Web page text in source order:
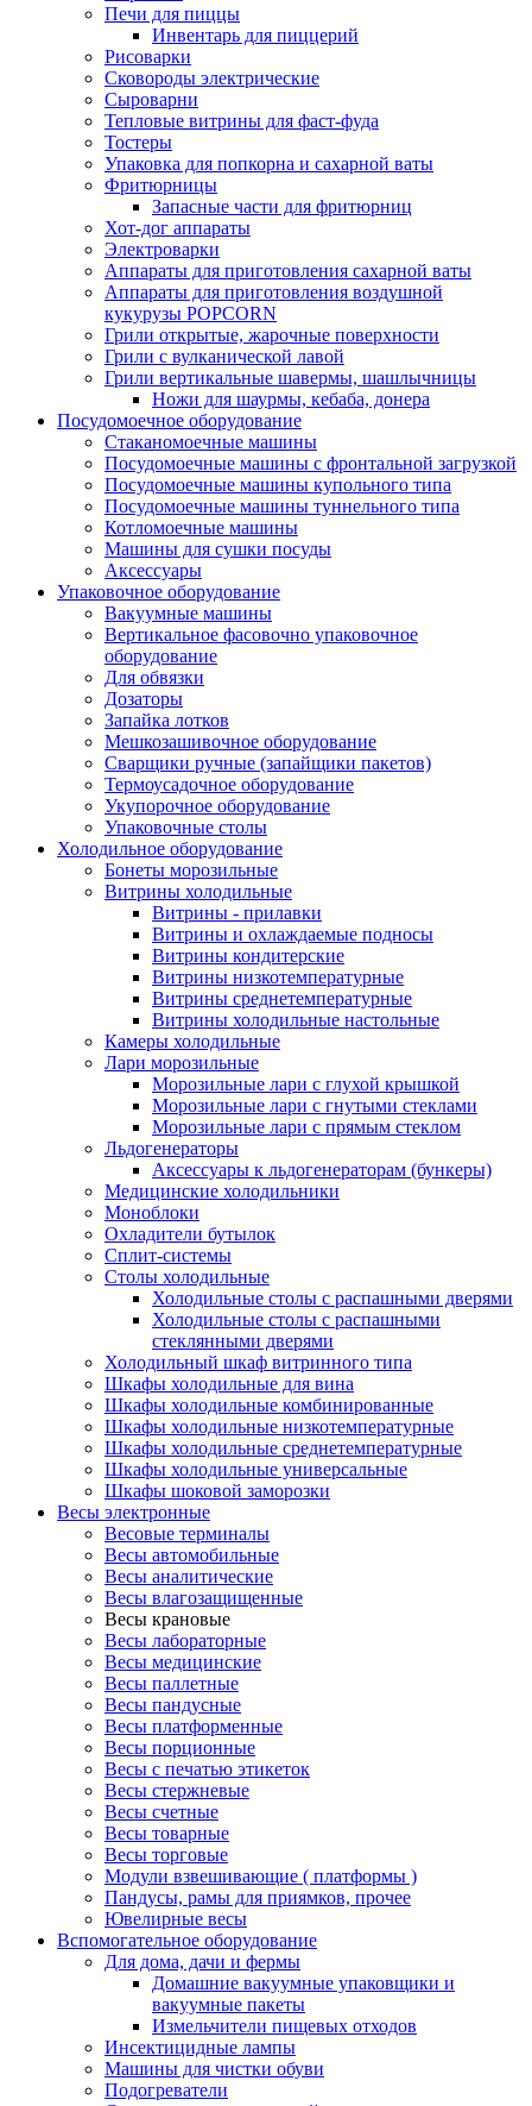
Печи для пиццы
Инвентарь для пиццерий
Рисоварки
Сковороды электрические
Сыроварни
Тепловые витрины для фаст-фуда
Тостеры
Упаковка для попкорна и сахарной ваты
Фритюрницы
Запасные части для фритюрниц
Хот-дог аппараты
Электроварки
Аппараты для приготовления сахарной ваты
Аппараты для приготовления воздушной
кукурузы POPCORN
Грили открытые, жарочные поверхности
Грили с вулканической лавой
Грили вертикальные шавермы, шашлычницы
Ножи для шаурмы, кебаба, донера
Посудомоечное оборудование
Стаканомоечные машины
Посудомоечные машины с фронтальной загрузкой
Посудомоечные машины купольного типа
Посудомоечные машины туннельного типа
Котломоечные машины
Машины для сушки посуды
Аксессуары
Упаковочное оборудование
Вакуумные машины
Вертикальное фасовочно упаковочное
оборудование
Для обвязки
Дозаторы
Запайка лотков
Мешкозашивочное оборудование
Сварщики ручные (запайщики пакетов)
Термоусадочное оборудование
Укупорочное оборудование
Упаковочные столы
Холодильное оборудование
Бонеты морозильные
Витрины холодильные
Витрины - прилавки
Витрины и охлаждаемые подносы
Витрины кондитерские
Витрины низкотемпературные
Витрины среднетемпературные
Витрины холодильные настольные
Камеры холодильные
Лари морозильные
Морозильные лари с глухой крышкой
Морозильные лари с гнутыми стеклами
Морозильные лари с прямым стеклом
Льдогенераторы
Аксессуары к льдогенераторам (бункеры)
Медицинские холодильники
Моноблоки
Охладители бутылок
Сплит-системы
Столы холодильные
Холодильные столы с распашными дверями
Холодильные столы с распашными
стеклянными дверями
Холодильный шкаф витринного типа
Шкафы холодильные для вина
Шкафы холодильные комбинированные
Шкафы холодильные низкотемпературные
Шкафы холодильные среднетемпературные
Шкафы холодильные универсальные
Шкафы шоковой заморозки
Весы электронные
Весовые терминалы
Весы автомобильные
Весы аналитические
Весы влагозащищенные
Весы крановые
Весы лабораторные
Весы медицинские
Весы паллетные
Весы пандусные
Весы платформенные
Весы порционные
Весы с печатью этикеток
Весы стержневые
Весы счетные
Весы товарные
Весы торговые
Модули взвешивающие ( платформы )
Пандусы, рамы для приямков, прочее
Ювелирные весы
Вспомогательное оборудование
Для дома, дачи и фермы
Домашние вакуумные упаковщики и
вакуумные пакеты
Измельчители пищевых отходов
Инсектицидные лампы
Машины для чистки обуви
Подогреватели